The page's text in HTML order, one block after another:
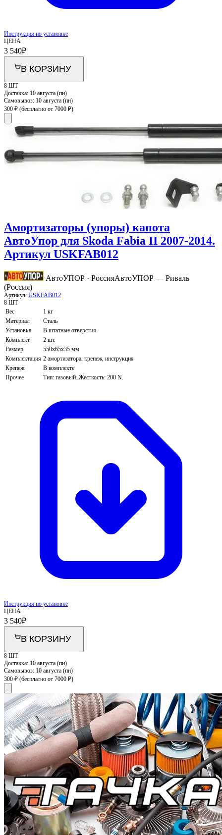
Инструкция по установке
ЦЕНА
3 540₽
В КОРЗИНУ
8 ШТ
Доставка: 10 августа (пн)
Самовывоз: 10 августа (пн)
300 ₽ (бесплатно от 7000 ₽)
Амортизаторы (упоры) капота
АвтоУпор для Skoda Fabia II 2007-2014.
Артикул USKFAB012
АвтоУПОР · РоссияАвтоУПОР — Риваль
(Россия)
Артикул: USKFAB012
8 ШТ
Вес
1 кг
Материал
Сталь
Установка
В штатные отверстия
Комплект
2 шт.
Размер
550х65х35 мм
Комплектация 2 амортизатора, крепеж, инструкция
Крепеж
В комплекте
Прочее
Тип: газовый. Жесткость: 200 N.
Инструкция по установке
ЦЕНА
3 540₽
В КОРЗИНУ
8 ШТ
Доставка: 10 августа (пн)
Самовывоз: 10 августа (пн)
300 ₽ (бесплатно от 7000 ₽)